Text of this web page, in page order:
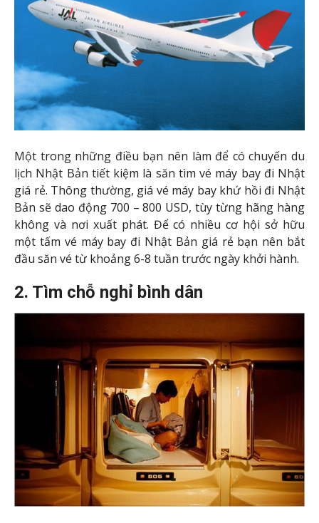
Một trong những điều bạn nên làm để có chuyến du
lịch Nhật Bản tiết kiệm là săn tìm vé máy bay đi Nhật
giá rẻ. Thông thường, giá vé máy bay khứ hồi đi Nhật
Bản sẽ dao động 700 – 800 USD, tùy từng hãng hàng
không và nơi xuất phát. Để có nhiều cơ hội sở hữu
một tấm vé máy bay đi Nhật Bản giá rẻ bạn nên bắt
đầu săn vé từ khoảng 6-8 tuần trước ngày khởi hành.
2. Tìm chỗ nghỉ bình dân